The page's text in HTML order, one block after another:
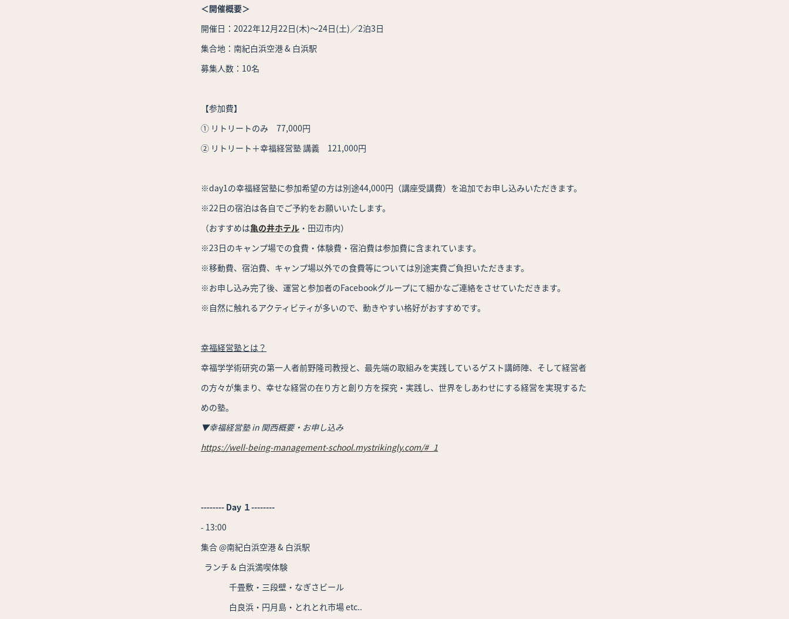
＜開催概要＞
開催日：2022年12月22日(木)〜24日(土)／2泊3日
集合地：南紀白浜空港 & 白浜駅
募集人数：10名
【参加費】
① リトリートのみ 77,000円
② リトリート＋幸福経営塾 講義 121,000円
※day1の幸福経営塾に参加希望の方は別途44,000円（講座受講費）を追加でお申し込みいただきます。
※22日の宿泊は各自でご予約をお願いいたします。
（おすすめは亀の井ホテル ・田辺市内）
※23日のキャンプ場での食費・体験費・宿泊費は参加費に含まれています。
※移動費、宿泊費、キャンプ場以外での食費等については別途実費ご負担いただきます。
※お申し込み完了後、運営と参加者のFacebookグループにて細かなご連絡をさせていただきます。
※自然に触れるアクティビティが多いので、動きやすい格好がおすすめです。
幸福経営塾とは？
幸福学学術研究の第一人者前野隆司教授と、最先端の取組みを実践しているゲスト講師陣、そして経営者
の方々が集まり、幸せな経営の在り方と創り方を探究・実践し、世界をしあわせにする経営を実現するた
めの塾。
▼幸福経営塾 in 関西概要・お申し込み
https://well-being-management-school.mystrikingly.com/#_1
-------- Day １--------
- 13:00
集合 @南紀白浜空港 & 白浜駅
ランチ & 白浜満喫体験
千畳敷・三段壁・なぎさビール
白良浜・円月島・とれとれ市場 etc..